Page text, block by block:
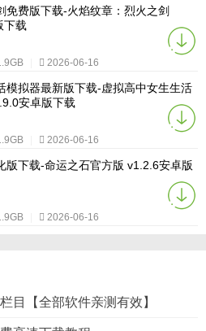
免费版下载-火焰纹章：烈火之剑
下载
2026-06-16
模拟器最新版下载-虚拟高中女生生活
安卓版下载
2026-06-16
版下载-命运之石官方版 v1.2.6安卓版
2026-06-16
目【全部软件亲测有效】